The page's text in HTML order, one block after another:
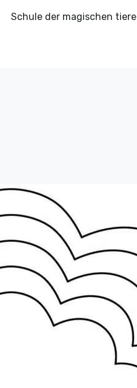
Schule der magischen tiere